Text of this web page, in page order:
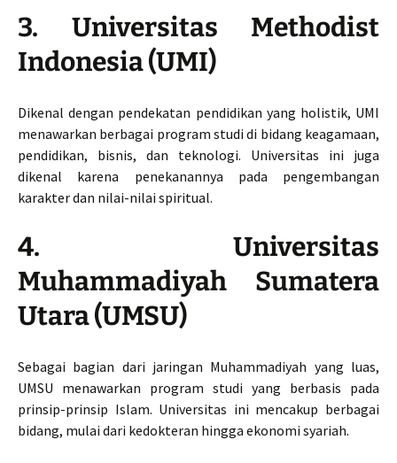
3. Universitas Methodist
Indonesia (UMI)
Dikenal dengan pendekatan pendidikan yang holistik, UMI
menawarkan berbagai program studi di bidang keagamaan,
pendidikan, bisnis, dan teknologi. Universitas ini juga
dikenal karena penekanannya pada pengembangan
karakter dan nilai-nilai spiritual.
4. Universitas
Muhammadiyah Sumatera
Utara (UMSU)
Sebagai bagian dari jaringan Muhammadiyah yang luas,
UMSU menawarkan program studi yang berbasis pada
prinsip-prinsip Islam. Universitas ini mencakup berbagai
bidang, mulai dari kedokteran hingga ekonomi syariah.